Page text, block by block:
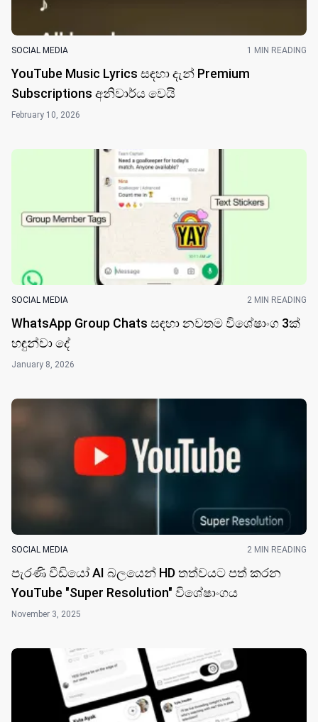
SOCIAL MEDIA 1 MIN READING
YouTube Music Lyrics සඳහා දැන් Premium
Subscriptions අනිවාර්ය වෙයි
February 10, 2026
SOCIAL MEDIA 2 MIN READING
WhatsApp Group Chats සඳහා නවතම විශේෂාංග 3ක්
හඳුන්වා දේ
January 8, 2026
SOCIAL MEDIA 2 MIN READING
පැරණි වීඩියෝ AI බලයෙන් HD තත්වයට පත් කරන
YouTube "Super Resolution" විශේෂාංගය
November 3, 2025